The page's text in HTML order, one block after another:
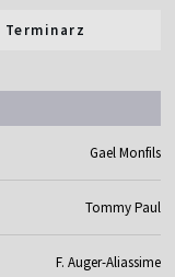
Terminarz
Gael Monfils
Tommy Paul
F. Auger-Aliassime